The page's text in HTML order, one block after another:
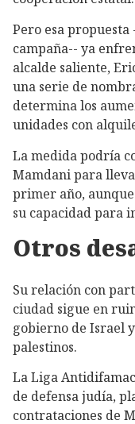
Pero esa propuesta
campaña-- ya
alcalde saliente,
una serie de
determina los
unidades con
La medida podría
Mamdani para
primer año,
su capacidad para
Otros
Su relación con
ciudad sigue en
gobierno de Israel
palestinos.
La Liga
de defensa judía,
contrataciones de